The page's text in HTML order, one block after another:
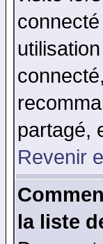
partagé,
Revenir
la liste